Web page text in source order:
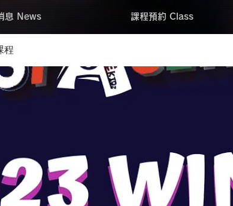
息 News 課程預約 Class
程